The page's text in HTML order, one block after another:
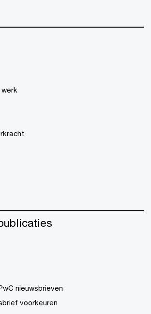
nieuwsbrieven
voorkeuren